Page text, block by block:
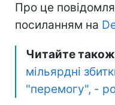
Про це
посиланням на
Читайте
мільярдні
"перемогу", -